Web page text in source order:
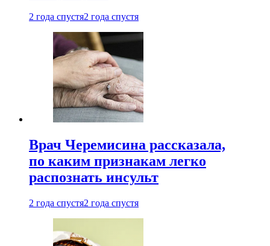
2 года спустя2 года спустя
Врач Черемисина рассказала,
по каким признакам легко
распознать инсульт
2 года спустя2 года спустя